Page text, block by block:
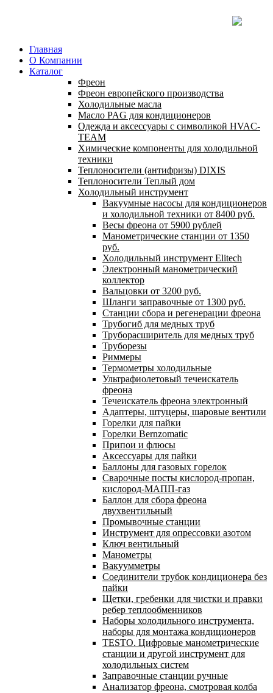
Главная
О Компании
Каталог
Фреон
Фреон европейского производства
Холодильные масла
Масло PAG для кондиционеров
Одежда и аксессуары с символикой HVAC-
TEAM
Химические компоненты для холодильной
техники
Теплоносители (антифризы) DIXIS
Теплоносители Теплый дом
Холодильный инструмент
Вакуумные насосы для кондиционеров
и холодильной техники от 8400 руб.
Весы фреона от 5900 рублей
Манометрические станции от 1350
руб.
Холодильный инструмент Elitech
Электронный манометрический
коллектор
Вальцовки от 3200 руб.
Шланги заправочные от 1300 руб.
Станции сбора и регенерации фреона
Трубогиб для медных труб
Труборасширитель для медных труб
Труборезы
Риммеры
Термометры холодильные
Ультрафиолетовый течеискатель
фреона
Течеискатель фреона электронный
Адаптеры, штуцеры, шаровые вентили
Горелки для пайки
Горелки Bernzomatic
Припои и флюсы
Аксессуары для пайки
Баллоны для газовых горелок
Сварочные посты кислород-пропан,
кислород-МАПП-газ
Баллон для сбора фреона
двухвентильный
Промывочные станции
Инструмент для опрессовки азотом
Ключ вентильный
Манометры
Вакуумметры
Соединители трубок кондиционера без
пайки
Щетки, гребенки для чистки и правки
ребер теплообменников
Наборы холодильного инструмента,
наборы для монтажа кондиционеров
TESTO. Цифровые манометрические
станции и другой инструмент для
холодильных систем
Заправочные станции ручные
Анализатор фреона, смотровая колба